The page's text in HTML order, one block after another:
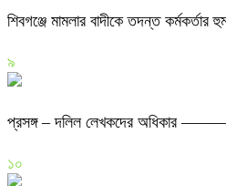
শিবগঞ্জে মামলার বাদীকে তদন্ত কর্মকর্তার
৯
প্রসঙ্গ – দলিল লেখকদের অধিকার
১০